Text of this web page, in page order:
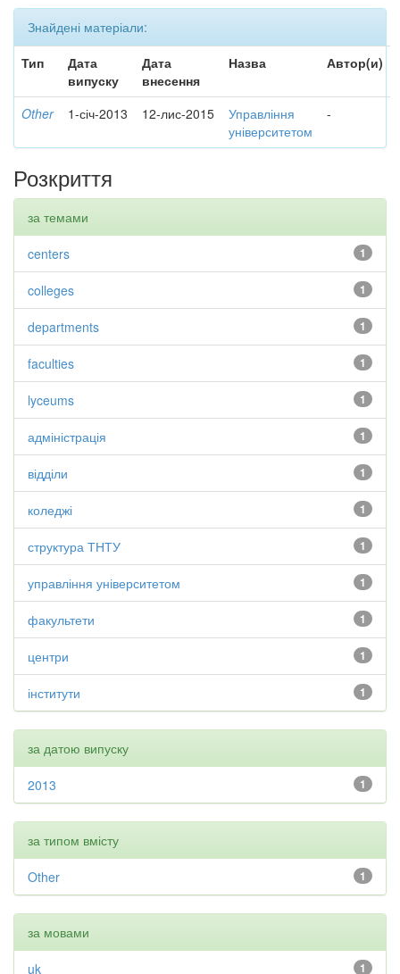
Знайдені матеріали:
Тип
Дата
випуску
Дата
внесення
Назва Автор(и)
Other 1-січ-2013 12-лис-2015
Управління
університетом
-
Розкриття
за темами
1
centers
1
colleges
1
departments
1
faculties
1
lyceums
1
адміністрація
1
відділи
1
коледжі
1
структура ТНТУ
1
управління університетом
1
факультети
1
центри
1
інститути
за датою випуску
1
2013
за типом вмісту
1
Other
за мовами
1
uk